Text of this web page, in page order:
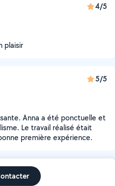
4/5
plaisir
5/5
Anna a été ponctuelle et
Le travail réalisé était
première expérience.